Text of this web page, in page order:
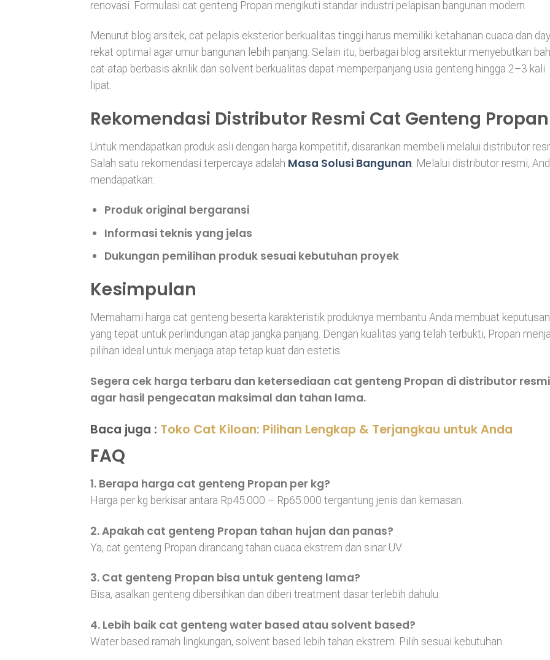
renovasi. Formulasi cat genteng Propan mengikuti standar industri pelapisan bangunan modern.
Menurut blog arsitek, cat pelapis eksterior berkualitas tinggi harus memiliki ketahanan cuaca dan
rekat optimal agar umur bangunan lebih panjang. Selain itu, berbagai blog arsitektur menyebutkan
cat atap berbasis akrilik dan solvent berkualitas dapat memperpanjang usia genteng hingga 2–3 kali
lipat.
Rekomendasi Distributor Resmi Cat Genteng
Untuk mendapatkan produk asli dengan harga kompetitif, disarankan membeli melalui distributor
Salah satu rekomendasi terpercaya adalah Masa Solusi Bangunan . Melalui distributor resmi,
mendapatkan:
Produk original bergaransi
Informasi teknis yang jelas
Dukungan pemilihan produk sesuai kebutuhan proyek
Kesimpulan
Memahami harga cat genteng beserta karakteristik produknya membantu Anda membuat keputusan
yang tepat untuk perlindungan atap jangka panjang. Dengan kualitas yang telah terbukti, Propan
pilihan ideal untuk menjaga atap tetap kuat dan estetis.
Segera cek harga terbaru dan ketersediaan cat genteng Propan di distributor resmi
agar hasil pengecatan maksimal dan tahan lama.
Baca juga : Toko Cat Kiloan: Pilihan Lengkap & Terjangkau untuk Anda
FAQ
1. Berapa harga cat genteng Propan per kg?
Harga per kg berkisar antara Rp45.000 – Rp65.000 tergantung jenis dan kemasan.
2. Apakah cat genteng Propan tahan hujan dan panas?
Ya, cat genteng Propan dirancang tahan cuaca ekstrem dan sinar UV.
3. Cat genteng Propan bisa untuk genteng lama?
Bisa, asalkan genteng dibersihkan dan diberi treatment dasar terlebih dahulu.
4. Lebih baik cat genteng water based atau solvent based?
Water based ramah lingkungan, solvent based lebih tahan ekstrem. Pilih sesuai kebutuhan.